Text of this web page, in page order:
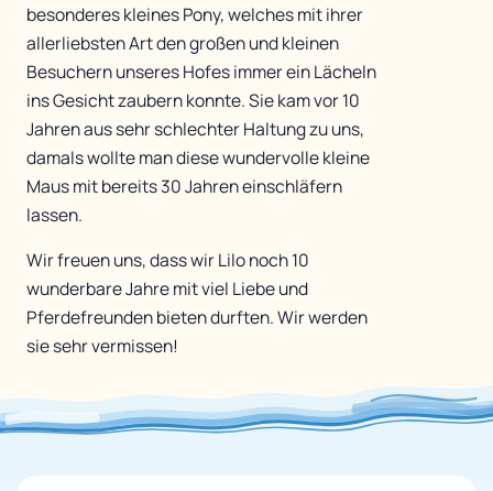
besonderes kleines Pony, welches mit ihrer
allerliebsten Art den großen und kleinen
Besuchern unseres Hofes immer ein Lächeln
ins Gesicht zaubern konnte. Sie kam vor 10
Jahren aus sehr schlechter Haltung zu uns,
damals wollte man diese wundervolle kleine
Maus mit bereits 30 Jahren einschläfern
lassen.
Wir freuen uns, dass wir Lilo noch 10
wunderbare Jahre mit viel Liebe und
Pferdefreunden bieten durften. Wir werden
sie sehr vermissen!